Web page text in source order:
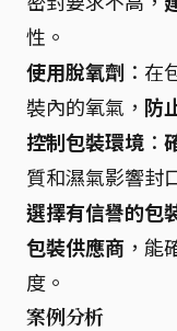
性。
使用脫氧劑 ：在
裝內的氧氣， 防
控制包裝環境 ：
質和濕氣影響封
選擇有信譽的包
包裝供應商 ，能
度。
案例分析